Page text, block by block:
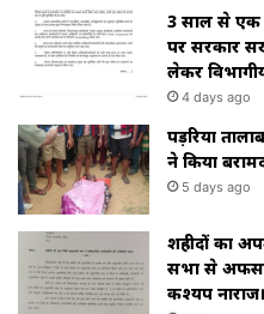
3 साल से एक
पर सरकार
लेकर
4 days ago
पड़रिया
ने किया
5 days ago
शहीदों का
सभा से
कश्यप नाराज।